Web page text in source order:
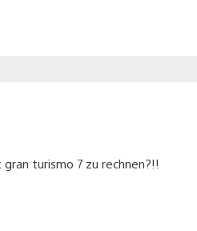
turismo 7 zu rechnen?!!